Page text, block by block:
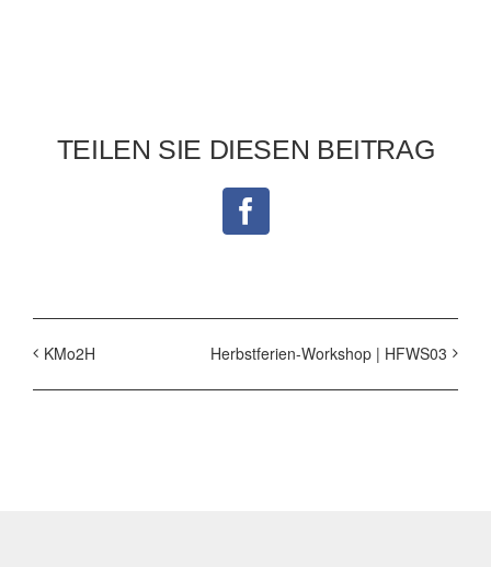
TEILEN SIE DIESEN BEITRAG
Facebook
KMo2H Herbstferien-Workshop | HFWS03